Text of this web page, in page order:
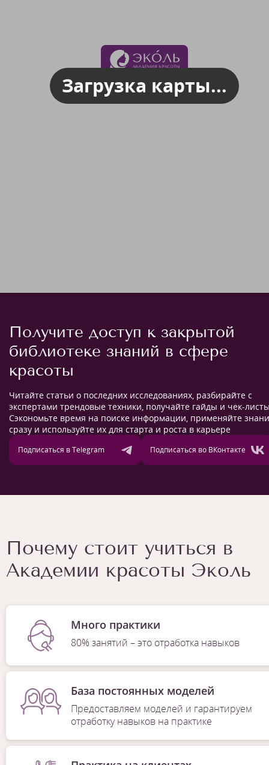
Загрузка карты...
Получите доступ к закрытой
библиотеке знаний в сфере
красоты
Читайте статьи о последних исследованиях, разбирайте с
экспертами трендовые техники, получайте гайды и чек-
Сэкономьте время на поиске информации, применяйте
сразу и используйте их для старта и роста в карьере
Подписаться в Telegram Подписаться во ВКонтакте
Почему стоит учиться в
Академии красоты Эколь
Много практики
80% занятий – это отработка навыков
База постоянных моделей
Предоставляем моделей и гарантируем
отработку навыков на практике